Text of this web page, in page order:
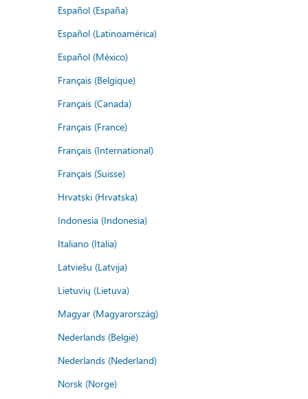
Español (España)
Español (Latinoamérica)
Español (México)
Français (Belgique)
Français (Canada)
Français (France)
Français (International)
Français (Suisse)
Hrvatski (Hrvatska)
Indonesia (Indonesia)
Italiano (Italia)
Latviešu (Latvija)
Lietuvių (Lietuva)
Magyar (Magyarország)
Nederlands (België)
Nederlands (Nederland)
Norsk (Norge)